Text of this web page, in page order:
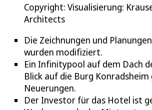
Copyright: Visualisierung:
Architects
Die Zeichnungen und
wurden modifiziert.
Ein Infinitypool auf dem Dach
Blick auf die Burg
Neuerungen.
Der Investor für das Hotel ist